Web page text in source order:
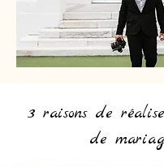
3 raisons de
de